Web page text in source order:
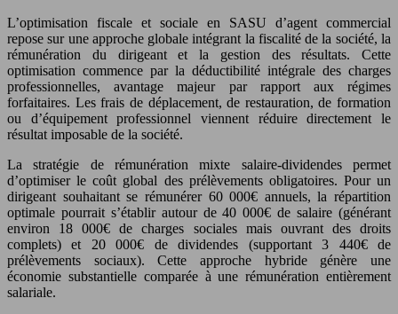
L’optimisation fiscale et sociale en SASU d’agent commercial
repose sur une approche globale intégrant la fiscalité de la société, la
rémunération du dirigeant et la gestion des résultats. Cette
optimisation commence par la déductibilité intégrale des charges
professionnelles, avantage majeur par rapport aux régimes
forfaitaires. Les frais de déplacement, de restauration, de formation
ou d’équipement professionnel viennent réduire directement le
résultat imposable de la société.
La stratégie de rémunération mixte salaire-dividendes permet
d’optimiser le coût global des prélèvements obligatoires. Pour un
dirigeant souhaitant se rémunérer 60 000€ annuels, la répartition
optimale pourrait s’établir autour de 40 000€ de salaire (générant
environ 18 000€ de charges sociales mais ouvrant des droits
complets) et 20 000€ de dividendes (supportant 3 440€ de
prélèvements sociaux). Cette approche hybride génère une
économie substantielle comparée à une rémunération entièrement
salariale.